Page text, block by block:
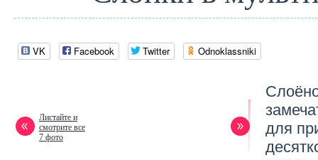
VK Facebook Twitter Odnoklassniki
Листайте и
смотрите все
7 фото
для